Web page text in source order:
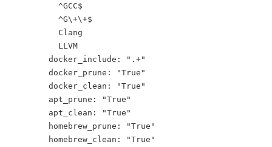
          ^GCC$
          ^G\+\+$
          Clang
          LLVM
        docker_include: ".+"
        docker_prune: "True"
        docker_clean: "True"
        apt_prune: "True"
        apt_clean: "True"
        homebrew_prune: "True"
        homebrew_clean: "True"